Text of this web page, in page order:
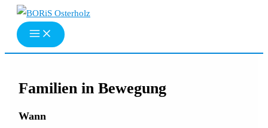
Zum
Inhalt
springen
Familien in Bewegung
Wann